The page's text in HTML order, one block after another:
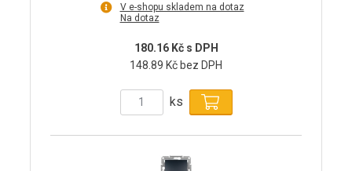
V e-shopu skladem na dotaz
Na dotaz
180.16 Kč s DPH
148.89 Kč bez DPH
ks